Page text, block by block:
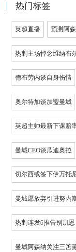
热门标签
英超直播 预测阿
热刺主场悼念维纳布
德布劳内谈自身伤情
奥尔特加谈加盟曼城
英超主帅最新下课赔
曼城CEO谈瓜迪奥拉
切尔西或签下伊万托
曼城愿放弃引进努内
热刺连发6推告别凯恩
曼城阿森纳关注三笘